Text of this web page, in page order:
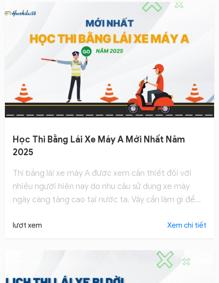
Cùng Hocthilaixe tìm hiểu qua bài chia sẻ dưới đây
để có được thông tin chính xác và đầy đủ nhất.
Học Thi Bằng Lái Xe Máy A Mới Nhất Năm
2025
Thi bằng lái xe máy A được xem cần thiết đối với
nhiều người hiện nay do nhu cầu sử dụng xe máy
ngày càng tăng cao tại nước ta. Vậy cần làm gì để
gian nhất?
lượt xem Xem chi tiết